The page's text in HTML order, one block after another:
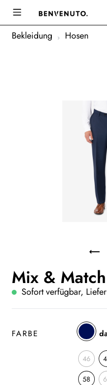
Bekleidung Hosen
Mix &
Sofort verfügbar,
FARBE
46
58